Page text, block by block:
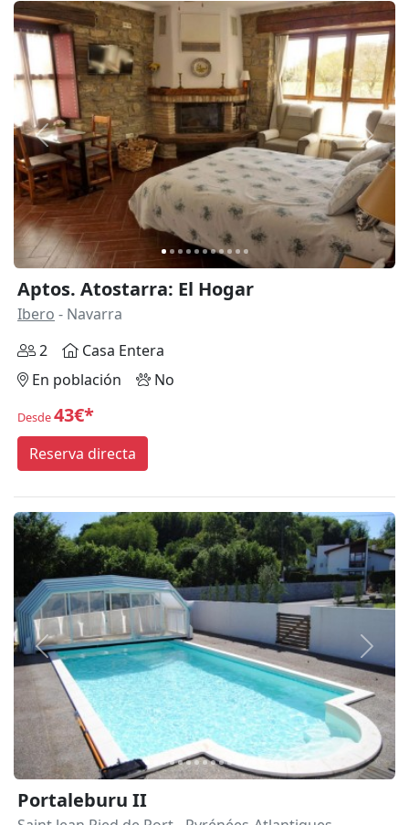
Anterior
Aptos. Atostarra: El Hogar
Ibero - Navarra
2
Casa Entera
En población
No
Desde43€*
Reserva directa
Anterior
Portaleburu II